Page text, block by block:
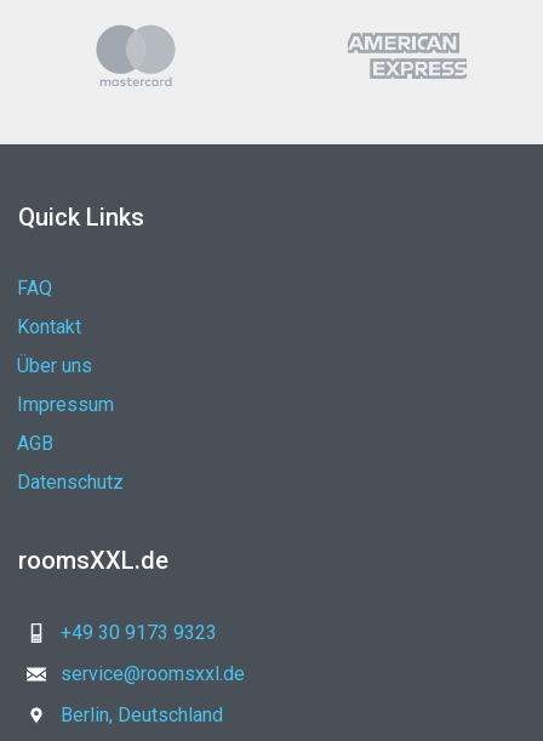
Quick Links
FAQ
Kontakt
Über uns
Impressum
AGB
Datenschutz
roomsXXL.de
+49 30 9173 9323
service@roomsxxl.de
Berlin, Deutschland